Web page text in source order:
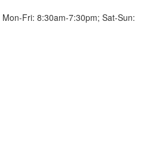
Mon-Fri: 8:30am-7:30pm; Sat-Sun: